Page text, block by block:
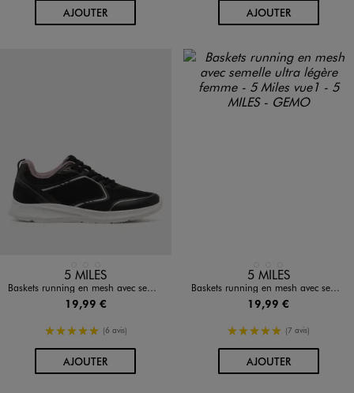
AJOUTERAU PANIER AJOUTERAU PANIER
Disponible en 3 coloris
5 MILES
Baskets running en mesh avec semelle ultra légère femme - 5 Miles
19,99 €
5/5 de moyenne
(6 avis)
AJOUTERAU PANIER
Disponible en 3 coloris
5 MILES
Baskets running en mesh avec semelle ultra légère femme - 5 Miles
19,99 €
5/5 de moyenne
(7 avis)
AJOUTERAU PANIER